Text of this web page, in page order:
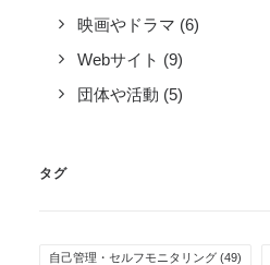
映画やドラマ (6)
Webサイト (9)
団体や活動 (5)
タグ
自己管理・セルフモニタリング (49)